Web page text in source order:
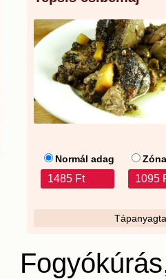
Normál adag
1485 Ft 1095